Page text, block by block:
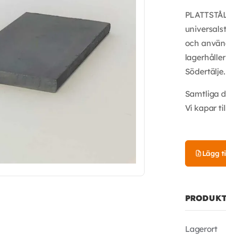
och
Samtliga
Vi kapar
Lägg
Lagerort